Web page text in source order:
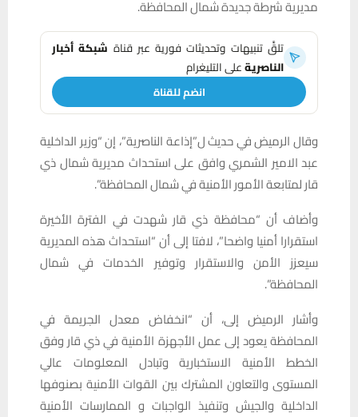
مديرية شرطة جديدة شمال المحافظة.
تلقَّ تنبيهات وتحديثات فورية عبر قناة شبكة أخبار
الناصريةعلى التليغرام
انضم للقناة
وقال الرميض في حديث ل”إذاعة الناصرية”، إن “وزير الداخلية
عبد الامير الشمري وافق على استحداث مديرية شمال ذي
قار لمتابعة الأمور الأمنية في شمال المحافظة”.
وأضاف أن “محافظة ذي قار شهدت في الفترة الأخيرة
استقرارا أمنيا واضحا”، لافتا إلى أن “استحداث هذه المديرية
سيعزز الأمن والاستقرار وتوفير الخدمات في شمال
المحافظة”.
وأشار الرميض إلى، أن “انخفاض معدل الجريمة في
المحافظة يعود إلى عمل الأجهزة الأمنية في ذي قار وفق
الخطط الأمنية الاستخبارية وتبادل المعلومات عالي
المستوى والتعاون المشترك بين القوات الأمنية بصنوفها
الداخلية والجيش وتنفيذ الواجبات و الممارسات الأمنية